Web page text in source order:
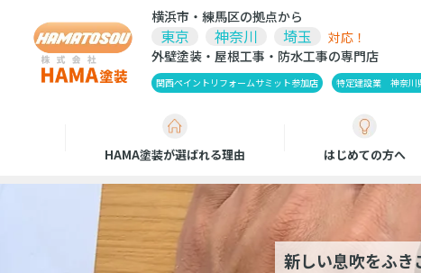
横浜市・練馬区の拠点から
東京 神奈川 埼玉
対応！
外壁塗装・屋根工事・防水工事の専門店
関西ペイントリフォームサミット参加店 特定建設業 神奈川
HAMA塗装が選ばれる理由 はじめての方へ
新しい息吹をふ